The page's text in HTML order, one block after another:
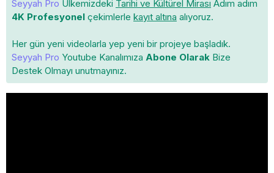
Seyyah Pro Ülkemizdeki Tarihi ve Kültürel Mirası Adım adım
4K Profesyonel çekimlerle kayıt altına alıyoruz.
Her gün yeni videolarla yep yeni bir projeye başladık.
Seyyah Pro Youtube Kanalımıza Abone Olarak Bize
Destek Olmayı unutmayınız.